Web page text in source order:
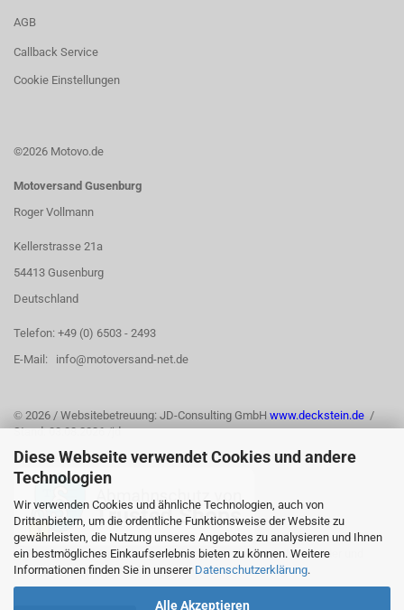
Diese Webseite verwendet Cookies und andere
Technologien
Wir verwenden Cookies und ähnliche Technologien, auch von
Drittanbietern, um die ordentliche Funktionsweise der Website zu
gewährleisten, die Nutzung unseres Angebotes zu analysieren und Ihnen
ein bestmögliches Einkaufserlebnis bieten zu können. Weitere
Informationen finden Sie in unserer Datenschutzerklärung.
Alle Akzeptieren
AGB
Callback Service
Cookie Einstellungen
©2026 Motovo.de
Motoversand Gusenburg
Roger Vollmann
Kellerstrasse 21a
54413 Gusenburg
Deutschland
Telefon: +49 (0) 6503 - 2493
E-Mail: info@motoversand-net.de
© 2026 / Websitebetreuung: JD-Consulting GmbH www.deckstein.de /
Stand: 03.08.2026 /jd